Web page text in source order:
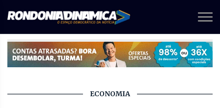
ECONOMIA